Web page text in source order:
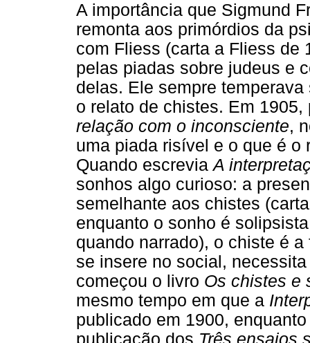
A importância que Sigmund
remonta aos primórdios da
com Fliess (carta a Fliess de
pelas piadas sobre judeus e
delas. Ele sempre
o relato de chistes. Em
relação com o inconsciente,
uma piada risível e o que é
Quando escreviaA
sonhos algo curioso: a
semelhante aos chistes
enquanto o sonho é
quando narrado), o chiste é
se insere no social,
começou o livro Os chistes e
mesmo tempo em que a
publicado em 1900,